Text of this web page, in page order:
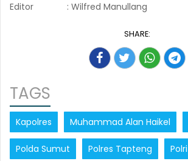
Editor : Wilfred Manullang
SHARE:
TAGS
Kapolres Muhammad Alan Haikel
Polda Sumut Polres Tapteng Polri